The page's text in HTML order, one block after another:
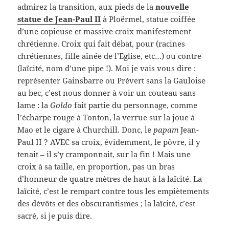
admirez la transition, aux pieds de lanouvelle
statue de Jean-Paul II à Ploërmel, statue coiffée
d’une copieuse et massive croix manifestement
chrétienne. Croix qui fait débat, pour (racines
chrétiennes, fille aînée de l’Eglise, etc…) ou contre
(laïcité, nom d’une pipe !). Moi je vais vous dire :
représenter Gainsbarre ou Prévert sans la Gauloise
au bec, c’est nous donner à voir un couteau sans
lame : laGoldo fait partie du personnage, comme
l’écharpe rouge à Tonton, la verrue sur la joue à
Mao et le cigare à Churchill. Donc, le papam Jean-
Paul II ? AVEC sa croix, évidemment, le pôvre, il y
tenait – il s’y cramponnait, sur la fin ! Mais une
croix à sa taille, en proportion, pas un bras
d’honneur de quatre mètres de haut à la laïcité. La
laïcité, c’est le rempart contre tous les empiètements
des dévôts et des obscurantismes ; la laïcité, c’est
sacré, si je puis dire.